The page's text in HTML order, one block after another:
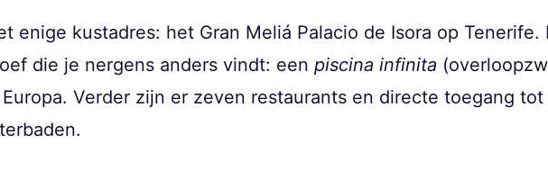
enige kustadres: het Gran Meliá Palacio de Isora op Tenerife.
die je nergens anders vindt: een piscina infinita
Verder zijn er zeven restaurants en directe toegang